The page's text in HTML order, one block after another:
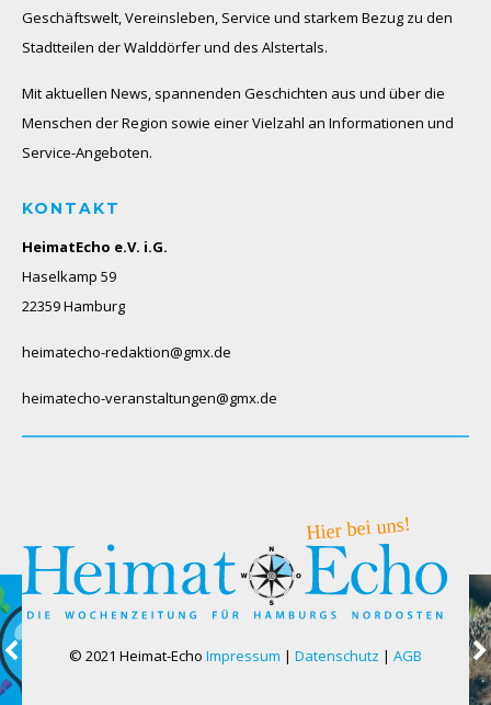
Geschäftswelt, Vereinsleben, Service und starkem Bezug zu den
Stadtteilen der Walddörfer und des Alstertals.
Mit aktuellen News, spannenden Geschichten aus und über die
Menschen der Region sowie einer Vielzahl an Informationen und
Service-Angeboten.
KONTAKT
HeimatEcho e.V. i.G.
Haselkamp 59
22359 Hamburg
heimatecho-redaktion@gmx.de
heimatecho-veranstaltungen@gmx.de
© 2021 Heimat-Echo Impressum | Datenschutz | AGB